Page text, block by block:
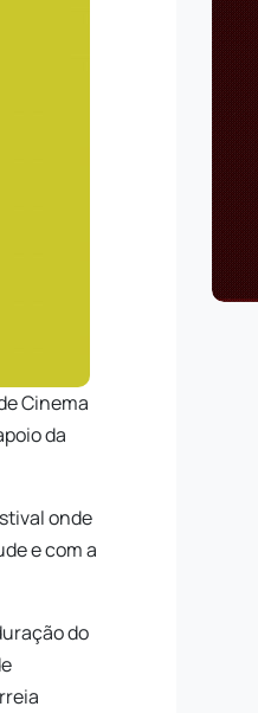
Cinema
da
onde
e com a
do